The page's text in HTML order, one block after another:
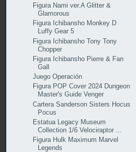
Figura Nami ver.A Glitter &
Glamorous
Figura Ichibansho Monkey D
Luffy Gear 5
Figura Ichibansho Tony Tony
Chopper
Figura Ichibansho Pierre & Fan
Gall
Juego Operación
Figura POP Cover 2024 Dungeon
Master's Guide Venger
Cartera Sanderson Sisters Hocus
Pocus
Estatua Legacy Museum
Collection 1/6 Velociraptor ...
Figura Hulk Maximum Marvel
Legends